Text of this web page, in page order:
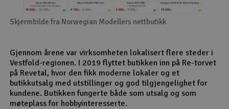
Skjermbilde fra Norwegian Modellers nettbutikk
Gjennom årene var virksomheten lokalisert flere steder i
Vestfold-regionen. I 2019 flyttet butikken inn på Re-torvet
på Revetal, hvor den fikk moderne lokaler og et
butikkutsalg med utstillinger og god tilgjengelighet for
kundene. Butikken fungerte både som utsalg og som
møteplass for hobbyinteresserte.